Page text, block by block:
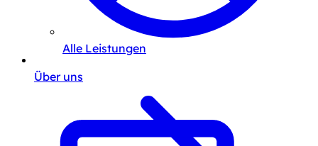
Alle Leistungen
Über uns